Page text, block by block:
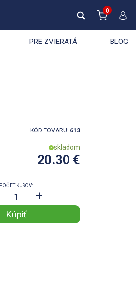
0
PRE ZVIERATÁ BLOG
KÓD TOVARU: 613
skladom
20.30 €
POČET KUSOV:
+